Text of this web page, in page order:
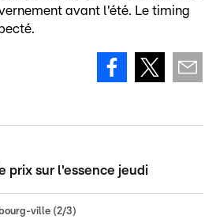
avant l'été. Le timing
prix sur l'essence jeudi
ville (2/3)